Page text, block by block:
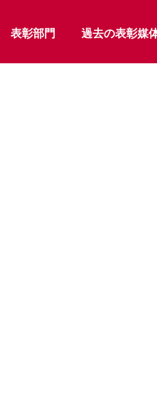
表彰部門 過去の表彰媒